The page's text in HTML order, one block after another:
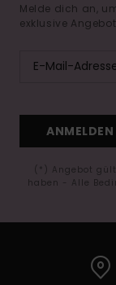
Melde dich an,
exklusive
ANMELDEN
(*) Angebot
haben - Alle